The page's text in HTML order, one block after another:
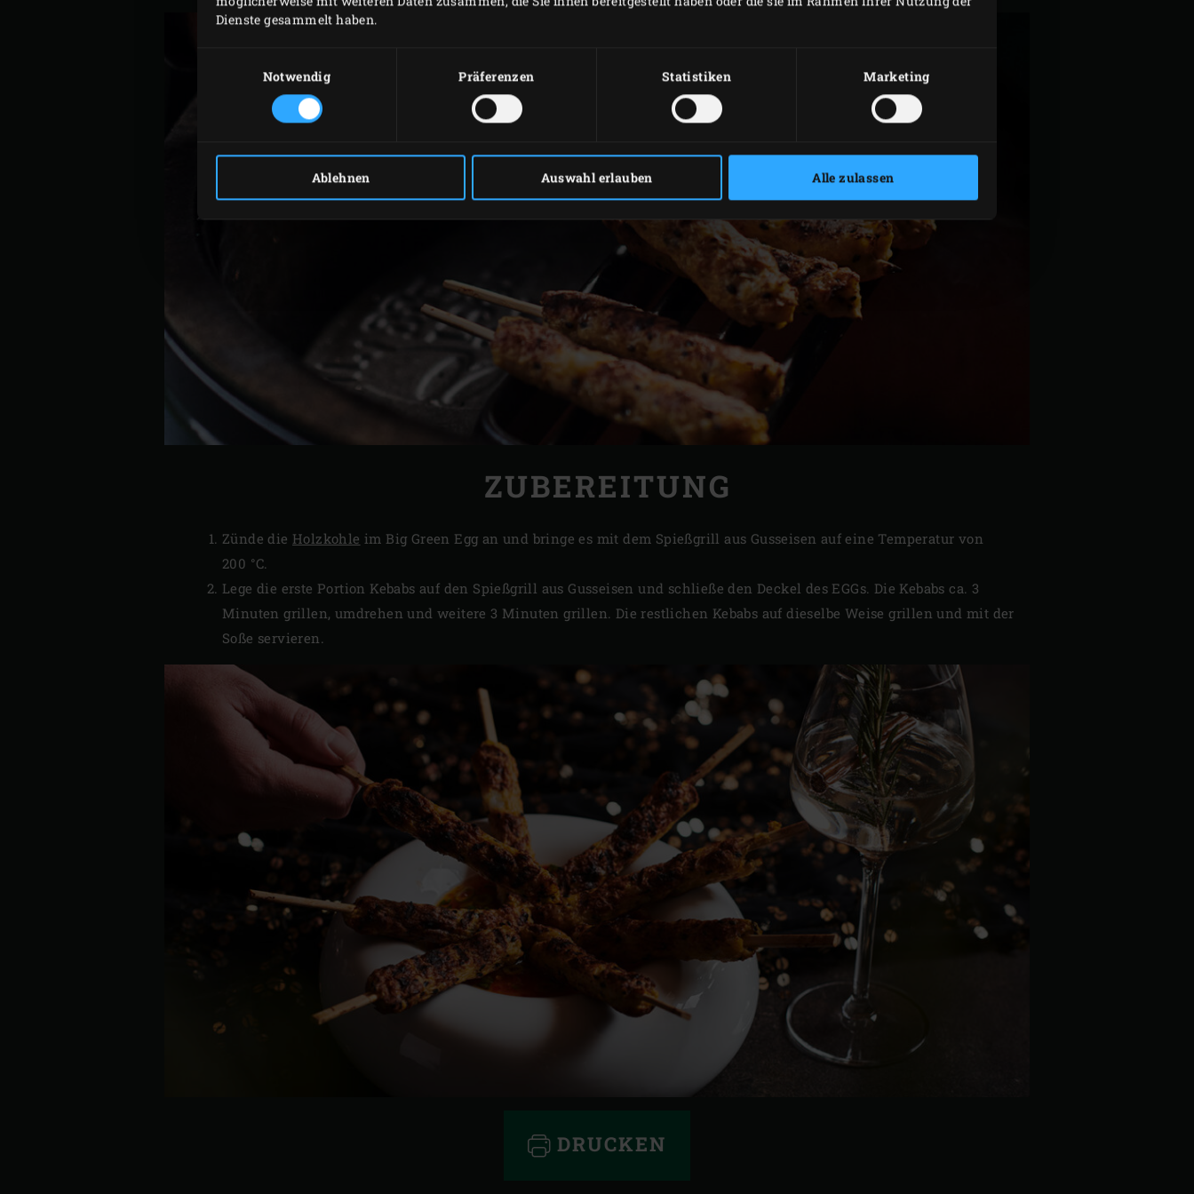
Dienste gesammelt haben.
Notwendig
Präferenzen Statistiken Marketing
Ablehnen Auswahl erlauben Alle zulassen
ZUBEREITUNG
Zünde die Holzkohle im Big Green Egg an und bringe es mit dem Spießgrill aus Gusseisen auf eine Temperatur von
200 °C.
Lege die erste Portion Kebabs auf den Spießgrill aus Gusseisen und schließe den Deckel des EGGs. Die Kebabs ca. 3
Minuten grillen, umdrehen und weitere 3 Minuten grillen. Die restlichen Kebabs auf dieselbe Weise grillen und mit der
Soße servieren.
DRUCKEN